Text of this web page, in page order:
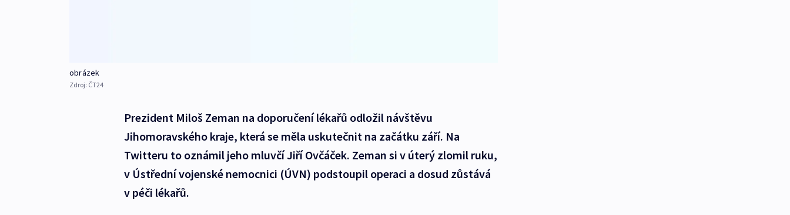
obrázek
Zdroj: ČT24
Prezident Miloš Zeman na doporučení lékařů odložil návštěvu
Jihomoravského kraje, která se měla uskutečnit na začátku září. Na
Twitteru to oznámil jeho mluvčí Jiří Ovčáček. Zeman si v úterý zlomil ruku,
v Ústřední vojenské nemocnici (ÚVN) podstoupil operaci a dosud zůstává
v péči lékařů.